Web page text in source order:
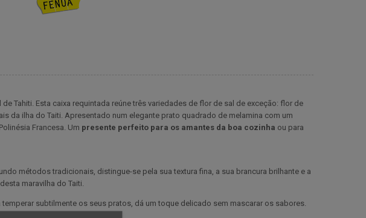
Tahiti. Esta caixa requintada reúne três variedades de flor de sal de exceção: flor de
da ilha do Taiti. Apresentado num elegante prato quadrado de melamina com um
Francesa. Um presente perfeito para os amantes da boa cozinha ou para
métodos tradicionais, distingue-se pela sua textura fina, a sua brancura brilhante e a
maravilha do Taiti.
subtilmente os seus pratos, dá um toque delicado sem mascarar os sabores.